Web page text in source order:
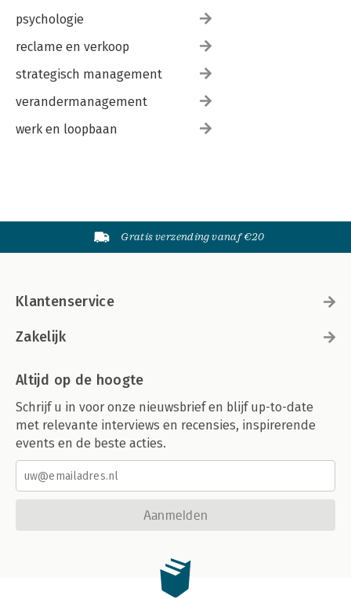
psychologie
reclame en verkoop
strategisch management
verandermanagement
werk en loopbaan
Gratis verzending vanaf €20
Klantenservice
Zakelijk
Altijd op de hoogte
Schrijf u in voor onze nieuwsbrief en blijf up-to-date
met relevante interviews en recensies, inspirerende
events en de beste acties.
Aanmelden